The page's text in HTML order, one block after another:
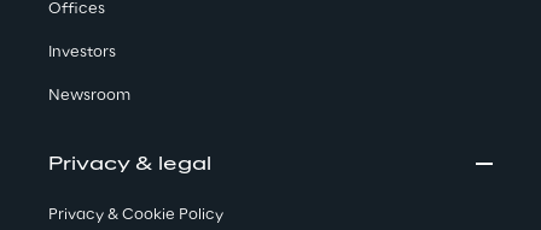
Offices
Investors
Newsroom
Privacy & legal
Privacy & Cookie Policy